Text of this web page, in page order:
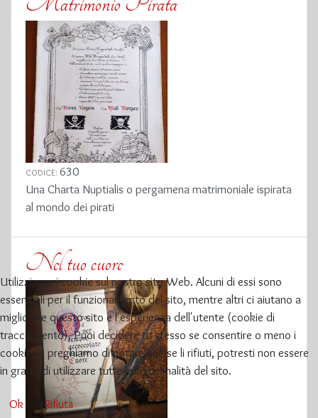
CODICE: 630
Una Charta Nuptialis o pergamena matrimoniale ispirata
al mondo dei pirati
Nel tuo cuore
Utilizziamo i cookie sul nostro sito Web. Alcuni di essi sono
essenziali per il funzionamento del sito, mentre altri ci aiutano a
migliorare questo sito e l'esperienza dell'utente (cookie di
tracciamento). Puoi decidere tu stesso se consentire o meno i
cookie. Ti preghiamo di notare che se li rifiuti, potresti non essere
in grado di utilizzare tutte le funzionalità del sito.
Ok Rifiuta